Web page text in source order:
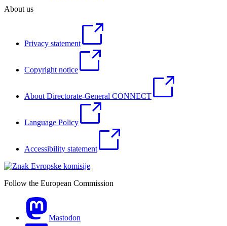
About us
Privacy statement
Copyright notice
About Directorate-General CONNECT
Language Policy
Accessibility statement
Follow the European Commission
Mastodon